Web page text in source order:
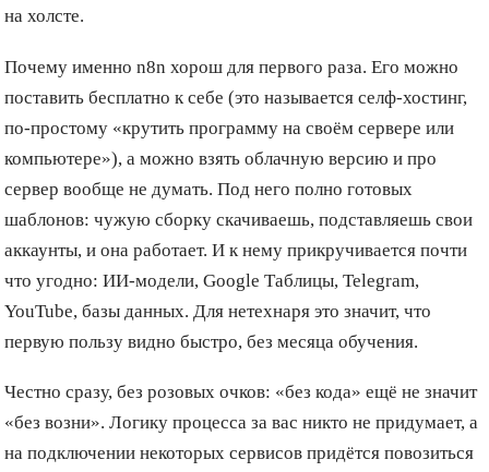
на холсте.
Почему именно n8n хорош для первого раза. Его можно
поставить бесплатно к себе (это называется селф-хостинг,
по-простому «крутить программу на своём сервере или
компьютере»), а можно взять облачную версию и про
сервер вообще не думать. Под него полно готовых
шаблонов: чужую сборку скачиваешь, подставляешь свои
аккаунты, и она работает. И к нему прикручивается почти
что угодно: ИИ-модели, Google Таблицы, Telegram,
YouTube, базы данных. Для нетехнаря это значит, что
первую пользу видно быстро, без месяца обучения.
Честно сразу, без розовых очков: «без кода» ещё не значит
«без возни». Логику процесса за вас никто не придумает, а
на подключении некоторых сервисов придётся повозиться